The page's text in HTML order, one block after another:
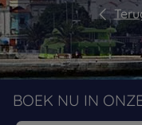
BOEK NU IN